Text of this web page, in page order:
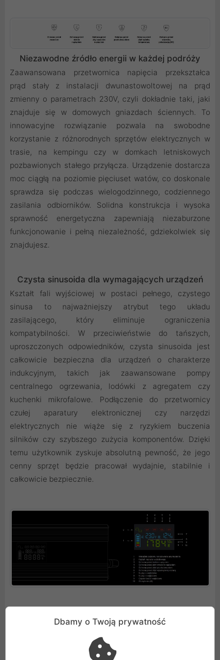
Niezawodne źródło energii w każdej podróży
Zaawansowana przetwornica napięcia przekształca
prąd stały z instalacji dwunastowoltowej na prąd
zmienny o parametrach 230V, czyli dokładnie taki, jaki
znajduje się w domowych gniazdach ściennych. To
innowacyjne rozwiązanie pozwala na swobodne
korzystanie z różnorodnych sprzętów elektrycznych w
trasie, na kempingu czy w domkach letniskowych
pozbawionych stałego przyłącza. Urządzenie dostarcza
moc ciągłą na poziomie pięciuset watów, co doskonale
sprawdza się podczas wielogodzinnego, codziennego
zasilania odbiorników. Solidna konstrukcja i wysoka
sprawność energetyczna zapewniają niezaburzone
funkcjonowanie i pełną niezależność, gdziekolwiek się
znajdujesz.
Czysta sinusoida dla wymagających urządzeń
Kształt fali wyjściowej w postaci pełnego, czystego
sinusa to najważniejszy atrybut tego układu
zasilającego, który eliminuje ograniczenia
kompatybilności. W przeciwieństwie do tańszych,
uproszczonych odpowiedników, czysta sinusoida jest
całkowicie bezpieczna dla urządzeń o charakterze
indukcyjnym, takich jak zaawansowane pompy
centralnego ogrzewania, lodówki z agregatem czy
kuchenki mikrofalowe. Podłączenie do przetwornicy
czułej aparatury elektronicznej czy narzędzi
elektrycznych nie wiąże się z ryzykiem buczenia
silników czy szybszego zużycia komponentów. Dzięki
temu użytkownik zyskuje absolutną pewność, że jego
cenny sprzęt będzie pracował wydajnie, stabilnie i
całkowicie bezpiecznie.
Zintegrowany, nowoczesny panel z ciekłokrystalicznym
ekranem diametralnie podnosi wygodę codziennego
obcowania z urządzeniem. Wyświetlacz w sposób ciągły
Dbamy o Twoją prywatność